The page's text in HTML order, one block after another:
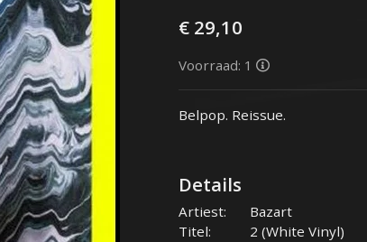
€ 29,10
Voorraad: 1
Belpop. Reissue.
Details
Artiest:
Bazart
Titel:
2 (White Vinyl)